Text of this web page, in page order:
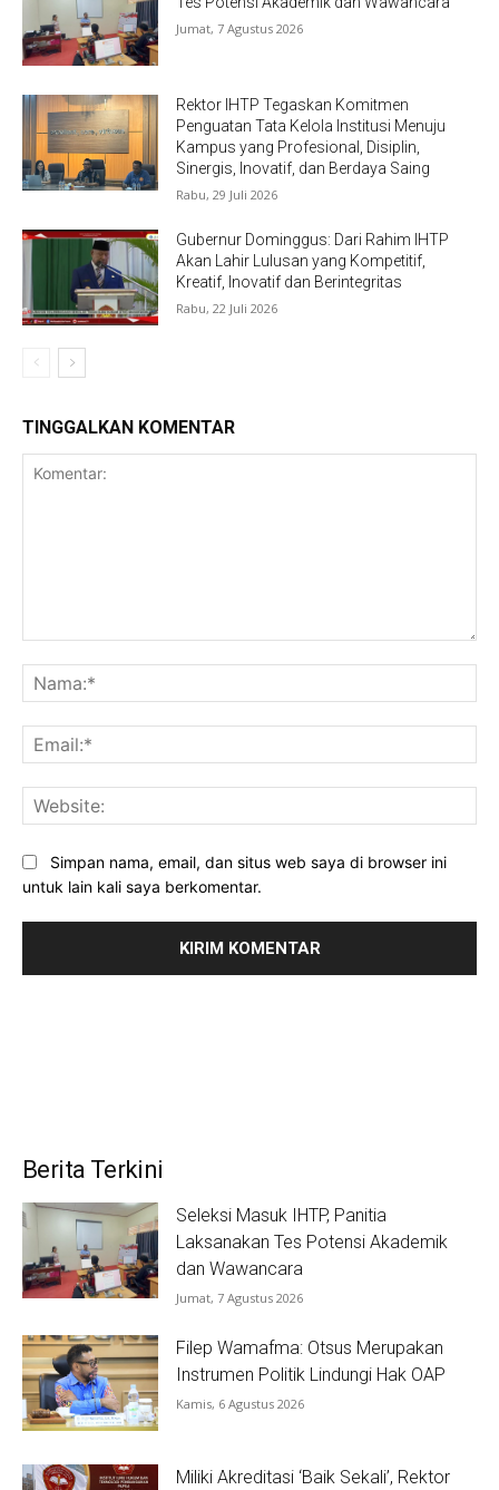
Jumat, 7 Agustus 2026
Rektor IHTP Tegaskan Komitmen
Penguatan Tata Kelola Institusi Menuju
Kampus yang Profesional, Disiplin,
Sinergis, Inovatif, dan Berdaya Saing
Rabu, 29 Juli 2026
Gubernur Dominggus: Dari Rahim IHTP
Akan Lahir Lulusan yang Kompetitif,
Kreatif, Inovatif dan Berintegritas
Rabu, 22 Juli 2026
TINGGALKAN KOMENTAR
Simpan nama, email, dan situs web saya di browser ini
untuk lain kali saya berkomentar.
Berita Terkini
Seleksi Masuk IHTP, Panitia
Laksanakan Tes Potensi Akademik
dan Wawancara
Jumat, 7 Agustus 2026
Filep Wamafma: Otsus Merupakan
Instrumen Politik Lindungi Hak OAP
Kamis, 6 Agustus 2026
Miliki Akreditasi ‘Baik Sekali’, Rektor